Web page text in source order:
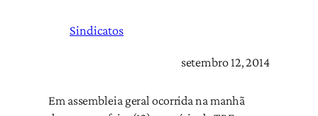
Sindicatos
setembro 12, 2014
Em assembleia geral ocorrida na manhã